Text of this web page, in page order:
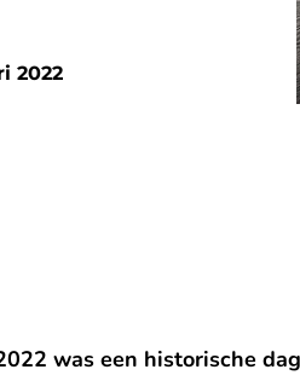
2022
was een historische